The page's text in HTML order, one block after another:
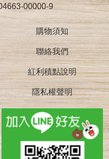
00000-9
購物須知
聯絡我們
紅利積點說明
隱私權聲明